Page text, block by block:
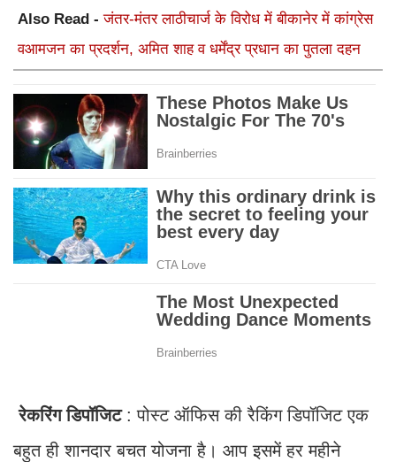
Also Read -जंतर-मंतर लाठीचार्ज के विरोध में बीकानेर में कांग्रेस
वआमजन का प्रदर्शन, अमित शाह व धर्मेंद्र प्रधान का पुतला दहन
रेकरिंग डिपॉजिट : पोस्ट ऑफिस की रैकिंग डिपॉजिट एक
बहुत ही शानदार बचत योजना है। आप इसमें हर महीने